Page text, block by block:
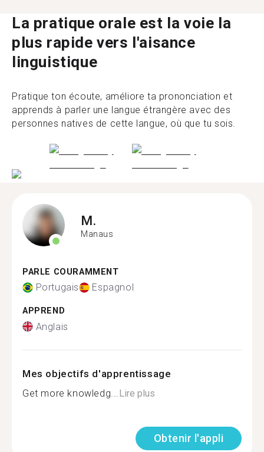
La pratique orale est la voie la
plus rapide vers l'aisance
linguistique
Pratique ton écoute, améliore ta prononciation et
apprends à parler une langue étrangère avec des
personnes natives de cette langue, où que tu sois.
M.
Manaus
PARLE COURAMMENT
Portugais Espagnol
APPREND
Anglais
Mes objectifs d'apprentissage
Get more knowledg... Lire plus
Obtenir l'appli